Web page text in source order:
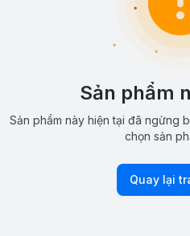
Sản phẩm
Sản phẩm này hiện tại đã ngừng
chọn sản
Quay lại